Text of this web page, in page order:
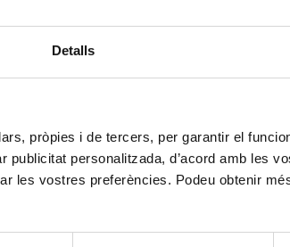
Detalls
pròpies i de tercers, per garantir el
publicitat personalitzada, d’acord amb les
les vostres preferències. Podeu obtenir
negatiu sobre el